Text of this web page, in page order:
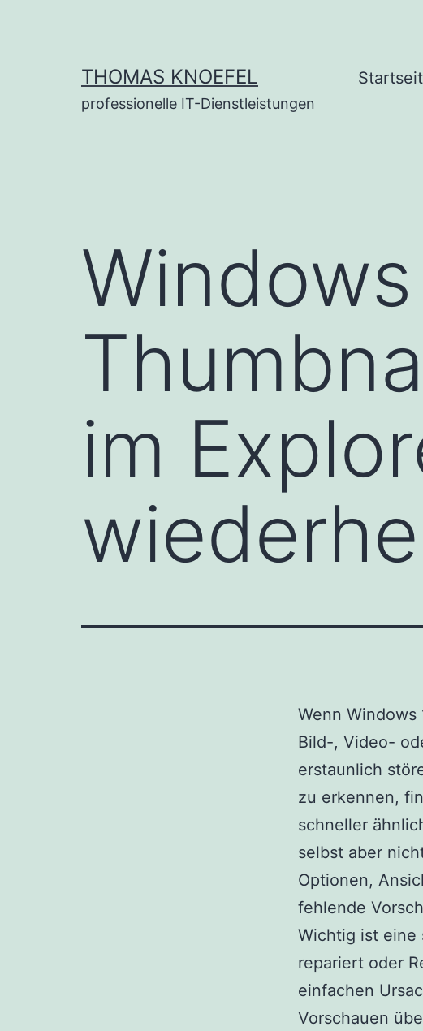
THOMAS KNOEFEL
professionelle IT-Dienstleistungen
im
Wenn Windows
Bild-, Video-
erstaunlich
zu erkennen,
schneller
selbst aber
Optionen,
fehlende
Wichtig ist eine
repariert oder
einfachen
Vorschauen